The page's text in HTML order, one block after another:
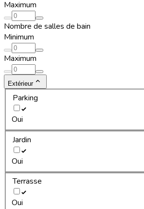
Maximum
Nombre de salles de bain
Minimum
Maximum
Extérieur
Parking
Oui
Jardin
Oui
Terrasse
Oui